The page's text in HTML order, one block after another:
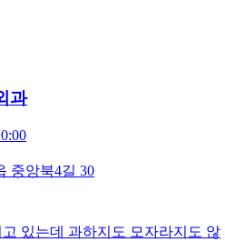
과
중앙북4길 30
있는데 과하지도 모자라지도 않